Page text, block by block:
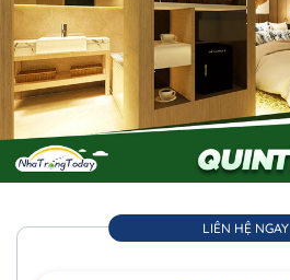
LIÊN HỆ NGAY